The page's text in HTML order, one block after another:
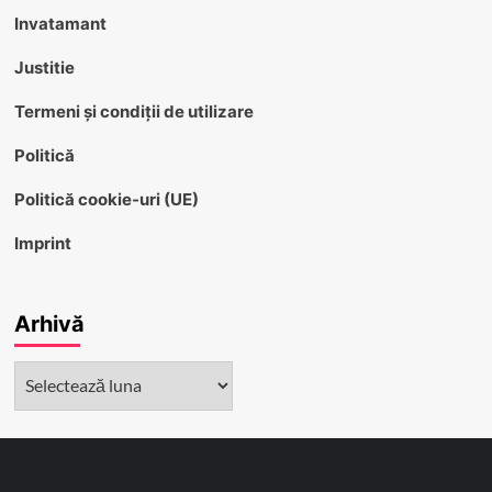
Invatamant
Justitie
Termeni și condiții de utilizare
Politică
Politică cookie-uri (UE)
Imprint
Arhivă